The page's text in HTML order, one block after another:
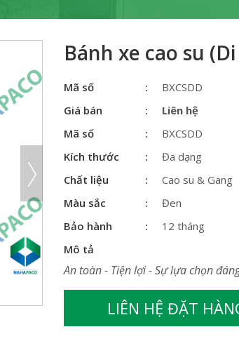
Bánh xe cao su
Mã số
BXCSDD
Giá bán
Liên hệ
Mã số
BXCSDD
Kích thước
Đa dạng
Chất liệu
Cao su & Gang
Màu sắc
Đen
Bảo hành
12 tháng
Mô tả
An toàn - Tiện lợi - Sự lựa chọn
LIÊN HỆ ĐẶT